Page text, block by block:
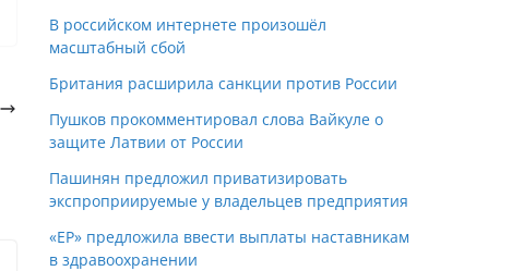
В российском интернете произошёл
масштабный сбой
Британия расширила санкции против России
Пушков прокомментировал слова Вайкуле о
защите Латвии от России
Пашинян предложил приватизировать
экспроприируемые у владельцев предприятия
«ЕР» предложила ввести выплаты наставникам
в здравоохранении